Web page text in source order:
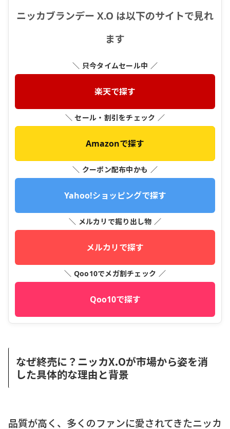
ニッカブランデー X.O は以下のサイトで見れ
ます
＼ 只今タイムセール中 ／
楽天で探す
＼ セール・割引をチェック ／
Amazonで探す
＼ クーポン配布中かも ／
Yahoo!ショッピングで探す
＼ メルカリで掘り出し物 ／
メルカリで探す
＼ Qoo10でメガ割チェック ／
Qoo10で探す
なぜ終売に？ニッカX.Oが市場から姿を消
した具体的な理由と背景
品質が高く、多くのファンに愛されてきたニッカ